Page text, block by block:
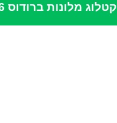
קטלוג מלונות ברודוס 2026